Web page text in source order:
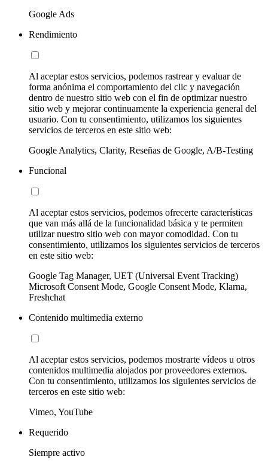
Google Ads
Rendimiento
Al aceptar estos servicios, podemos rastrear y evaluar de
forma anónima el comportamiento del clic y navegación
dentro de nuestro sitio web con el fin de optimizar nuestro
sitio web y mejorar continuamente la experiencia general del
usuario. Con tu consentimiento, utilizamos los siguientes
servicios de terceros en este sitio web:
Google Analytics, Clarity, Reseñas de Google, A/B-Testing
Funcional
Al aceptar estos servicios, podemos ofrecerte características
que van más allá de la funcionalidad básica y te permiten
utilizar nuestro sitio web con mayor comodidad. Con tu
consentimiento, utilizamos los siguientes servicios de terceros
en este sitio web:
Google Tag Manager, UET (Universal Event Tracking)
Microsoft Consent Mode, Google Consent Mode, Klarna,
Freshchat
Contenido multimedia externo
Al aceptar estos servicios, podemos mostrarte vídeos u otros
contenidos multimedia alojados por proveedores externos.
Con tu consentimiento, utilizamos los siguientes servicios de
terceros en este sitio web:
Vimeo, YouTube
Requerido
Siempre activo